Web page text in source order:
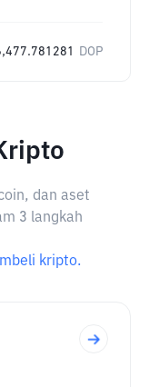
DOP
dan aset
3 langkah
kripto.